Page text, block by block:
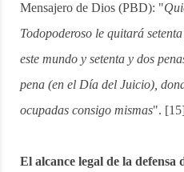
Mensajero de Dios (PBD): "
Todopoderoso le quitará
este mundo y setenta y dos
pena (en el Día del Juicio),
ocupadas consigo mismas". [15]
El alcance legal de la defensa